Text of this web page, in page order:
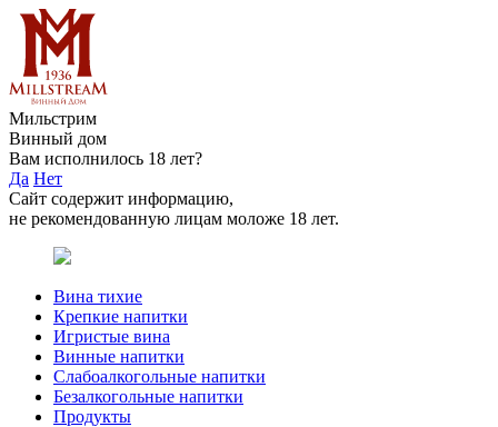
Мильстрим
Винный дом
Вам исполнилось 18 лет?
Да Нет
Сайт содержит информацию,
не рекомендованную лицам моложе 18 лет.
Вина тихие
Крепкие напитки
Игристые вина
Винные напитки
Слабоалкогольные напитки
Безалкогольные напитки
Продукты